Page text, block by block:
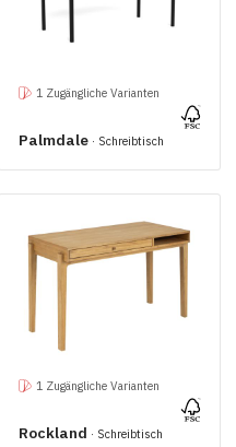
1 Zugängliche Varianten
Palmdale · Schreibtisch
1 Zugängliche Varianten
Rockland · Schreibtisch